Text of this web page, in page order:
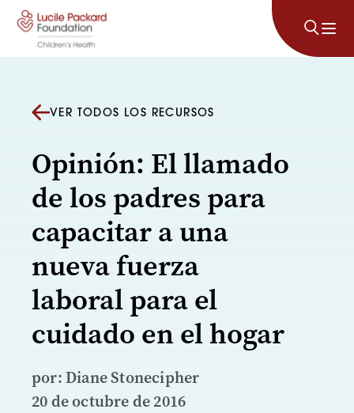
Saltar al contenido
VER TODOS LOS RECURSOS
Opinión: El llamado
de los padres para
capacitar a una
nueva fuerza
laboral para el
cuidado en el hogar
por: Diane Stonecipher
20 de octubre de 2016